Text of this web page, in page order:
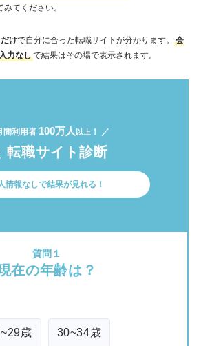
てください。
けで自分に合った転職サイトが分かります。
会
力なし で結果はその場で表示されます。
間利用者 100万人 以上！ ／
転職サイト診断
情報なしで結果が見れる！
質問１
在の年齢は？
歳 30~34歳